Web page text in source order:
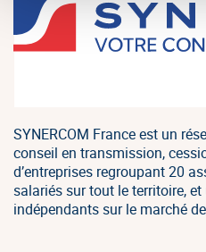
SYNERCOM France est un
conseil en transmission,
d’entreprises regroupant 20
salariés sur tout le territoire,
indépendants sur le marché